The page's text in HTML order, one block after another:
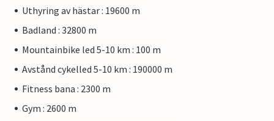
Uthyring av hästar : 19600 m
Badland : 32800 m
Mountainbike led 5-10 km : 100 m
Avstånd cykelled 5-10 km : 190000 m
Fitness bana : 2300 m
Gym : 2600 m